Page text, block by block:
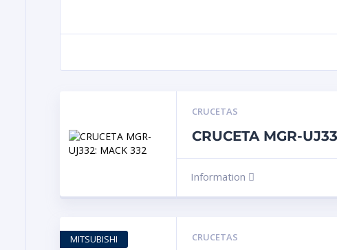
CRUCETAS
CRUCETA MGR-
Information
CRUCETAS
MITSUBISHI